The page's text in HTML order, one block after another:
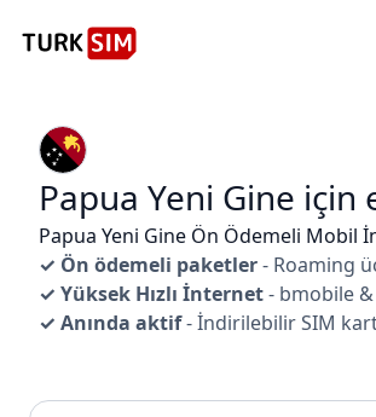
Papua Yeni Gine için
Papua Yeni Gine Ön Ödemeli Mobil
✓ Ön ödemeli paketler- Roaming
✓ Yüksek Hızlı İnternet- bmobile
✓ Anında aktif- İndirilebilir SIM